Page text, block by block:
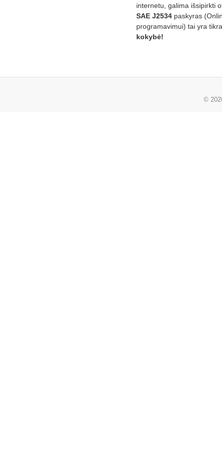
internetu, galima išsipirkti
SAE J2534 paskyras
programavimui) tai yra
kokybė!
©